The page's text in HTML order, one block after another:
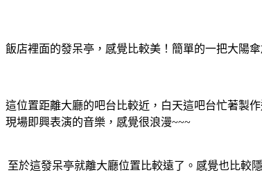
飯店裡面的發呆亭，感覺比較美！簡單的一把大陽
這位置距離大廳的吧台比較近，白天這吧台忙著製
現場即興表演的音樂，感覺很浪漫~~~
至於這發呆亭就離大廳位置比較遠了。感覺也比較